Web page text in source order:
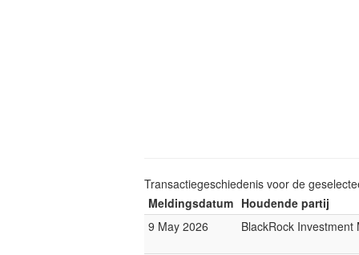
Transactiegeschiedenis voor de
Meldingsdatum Houdende partij
9 May 2026
BlackRock Investment